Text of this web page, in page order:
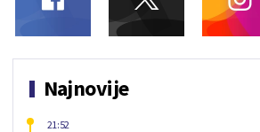
Najnovije
21:52